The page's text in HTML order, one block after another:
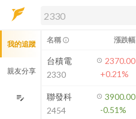
解鎖即時行情及進階功能
方案」，即可解鎖以下功能：
即時行情
即時市況與排行
成交金額熱力圖
前往方案訂閱
我的追蹤
親友分享
edit_note
名稱 info_outline 漲跌幅
台積電
2330
2370.00
+0.21%
聯發科
2454
3900.00
-0.51%